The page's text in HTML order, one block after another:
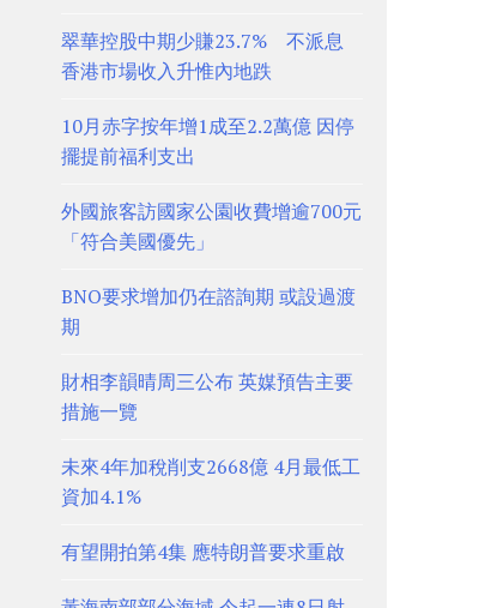
翠華控股中期少賺23.7% 不派息
香港市場收入升惟內地跌
10月赤字按年增1成至2.2萬億 因停
擺提前福利支出
外國旅客訪國家公園收費增逾700元
「符合美國優先」
BNO要求增加仍在諮詢期 或設過渡
期
財相李韻晴周三公布 英媒預告主要
措施一覽
未來4年加稅削支2668億 4月最低工
資加4.1%
有望開拍第4集 應特朗普要求重啟